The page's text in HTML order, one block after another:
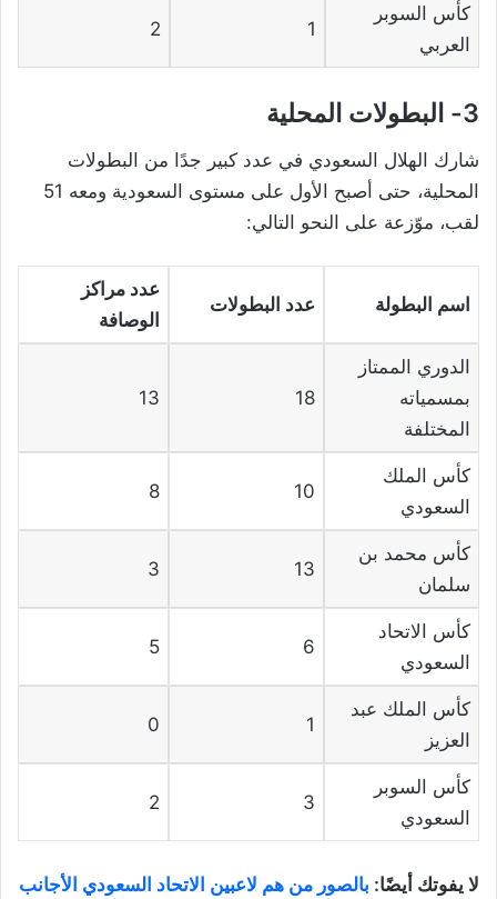
كأس السوبر
العربي
1
2
3- البطولات المحلية
شارك الهلال السعودي في عدد كبير جدًا من البطولات
المحلية، حتى أصبح الأول على مستوى السعودية ومعه 51
لقب، موّزعة على النحو التالي:
اسم البطولة عدد البطولات
عدد مراكز
الوصافة
الدوري الممتاز
بمسمياته
المختلفة
18
13
كأس الملك
السعودي
10
8
كأس محمد بن
سلمان
13
3
كأس الاتحاد
السعودي
6
5
كأس الملك عبد
العزيز
1
0
كأس السوبر
السعودي
3
2
لا يفوتك أيضًا: بالصور من هم لاعبين الاتحاد السعودي الأجانب